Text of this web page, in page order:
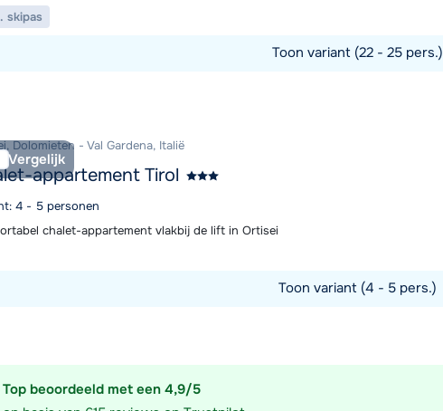
Top beoordeeld met een 4,9/5
skipas
Toon variant (22 - 25 pers.)
Vergelijk
Dolomieten - Val Gardena, Italië
appartement Tirol
4 - 5 personen
chalet-appartement vlakbij de lift in Ortisei
Toon variant (4 - 5 pers.)